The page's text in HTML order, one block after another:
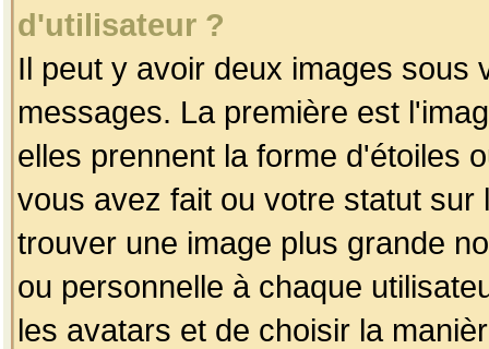
d'utilisateur ?
Il peut y avoir deux images sous
messages. La première est
elles prennent la forme d'étoiles
vous avez fait ou votre statut
trouver une image plus grande
ou personnelle à chaque
les avatars et de choisir la